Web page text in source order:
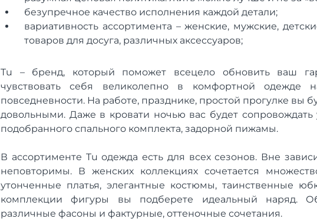
безупречное качество исполнения каждой детали;
вариативность ассортимента – женские, мужские,
товаров для досуга, различных аксессуаров;
Tu – бренд, который поможет всецело обновить ваш
чувствовать себя великолепно в комфортной
повседневности. На работе, празднике, простой прогулке вы
довольными. Даже в кровати ночью вас будет сопровождать
подобранного спального комплекта, задорной пижамы.
В ассортименте Tu одежда есть для всех сезонов. Вне
неповторимы. В женских коллекциях сочетается
утонченные платья, элегантные костюмы, таинственные
комплекции фигуры вы подберете идеальный наряд.
различные фасоны и фактурные, оттеночные сочетания.